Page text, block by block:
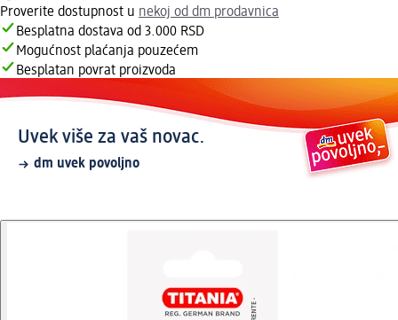
Proverite dostupnost u nekoj od dm prodavnica
Besplatna dostava od 3.000 RSD
Mogućnost plaćanja pouzećem
Besplatan povrat proizvoda
Uvek više za vaš novac.
dm uvek povoljno